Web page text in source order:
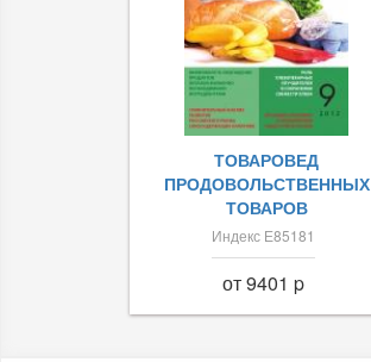
ТОВАРОВЕД
ПРОДОВОЛЬСТВЕННЫХ
ТОВАРОВ
Индекс Е85181
от 9401 p